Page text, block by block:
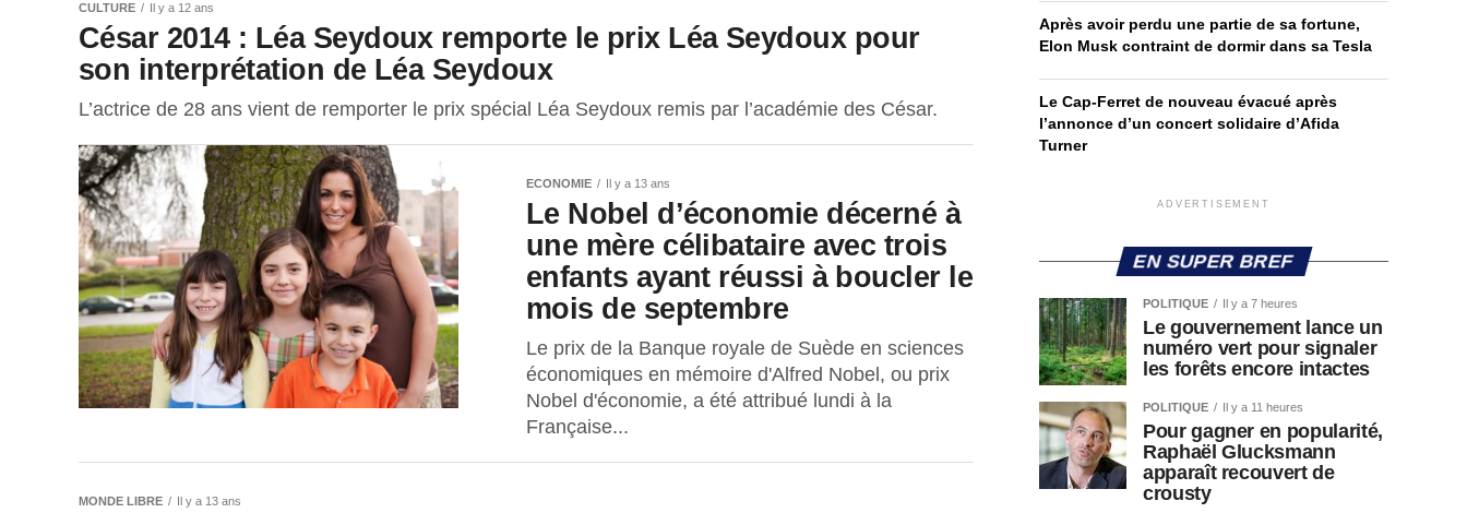
CULTURE Il y a 12 ans
César 2014 : Léa Seydoux remporte le prix Léa Seydoux pour
son interprétation de Léa Seydoux
L’actrice de 28 ans vient de remporter le prix spécial Léa Seydoux remis par l’académie des César.
ECONOMIE Il y a 13 ans
Le Nobel d’économie décerné à
une mère célibataire avec trois
enfants ayant réussi à boucler le
mois de septembre
Le prix de la Banque royale de Suède en sciences
économiques en mémoire d'Alfred Nobel, ou prix
Nobel d'économie, a été attribué lundi à la
Française...
MONDE LIBRE Il y a 13 ans
Après avoir perdu une partie de sa fortune,
Elon Musk contraint de dormir dans sa Tesla
Le Cap-Ferret de nouveau évacué après
l’annonce d’un concert solidaire d’Afida
Turner
ADVERTISEMENT
EN SUPER BREF
POLITIQUE Il y a 7 heures
Le gouvernement lance un
numéro vert pour signaler
les forêts encore intactes
POLITIQUE Il y a 11 heures
Pour gagner en popularité,
Raphaël Glucksmann
apparaît recouvert de
crousty